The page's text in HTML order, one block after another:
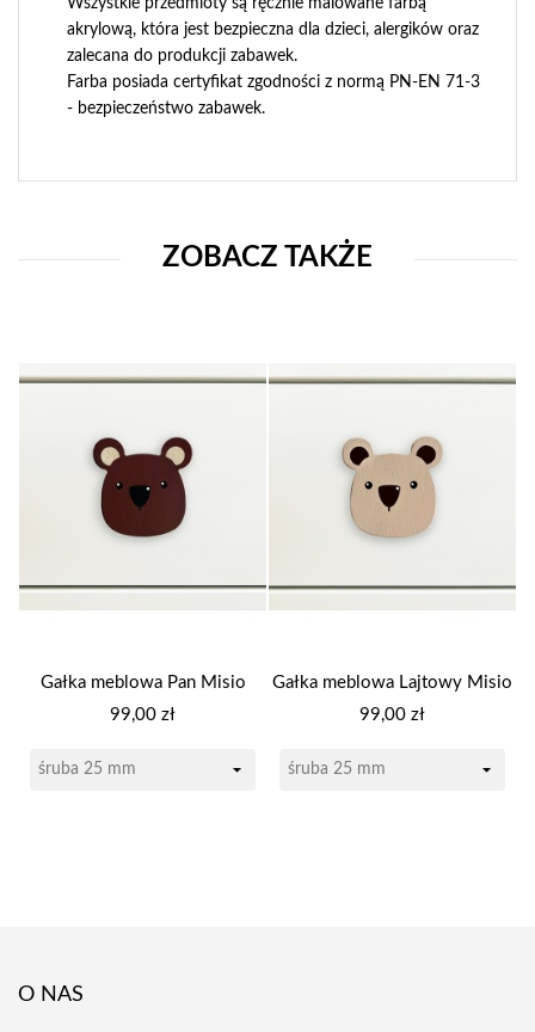
Wszystkie przedmioty są ręcznie malowane farbą
akrylową, która jest bezpieczna dla dzieci, alergików oraz
zalecana do produkcji zabawek.
Farba posiada certyfikat zgodności z normą PN-EN 71-3
- bezpieczeństwo zabawek.
ZOBACZ TAKŻE
Gałka meblowa Pan Misio
Cena
99,00 zł
Gałka meblowa Lajtowy Misio
Cena
99,00 zł
O NAS